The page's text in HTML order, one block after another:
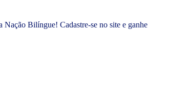
Nação Bilíngue! Cadastre-se no site e ganhe